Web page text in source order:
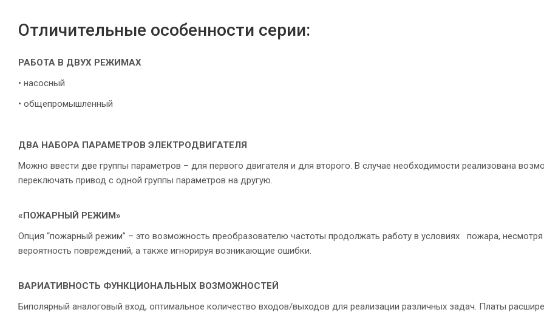
Отличительные особенности серии:
РАБОТА В ДВУХ РЕЖИМАХ
• насосный
• общепромышленный
ДВА НАБОРА ПАРАМЕТРОВ ЭЛЕКТРОДВИГАТЕЛЯ
Можно ввести две группы параметров – для первого двигателя и для второго. В случае необходимости реализована
переключать привод с одной группы параметров на другую.
«ПОЖАРНЫЙ РЕЖИМ»
Опция “пожарный режим” – это возможность преобразователю частоты продолжать работу в условиях пожара,
вероятность повреждений, а также игнорируя возникающие ошибки.
ВАРИАТИВНОСТЬ ФУНКЦИОНАЛЬНЫХ ВОЗМОЖНОСТЕЙ
Биполярный аналоговый вход, оптимальное количество входов/выходов для реализации различных задач. Платы